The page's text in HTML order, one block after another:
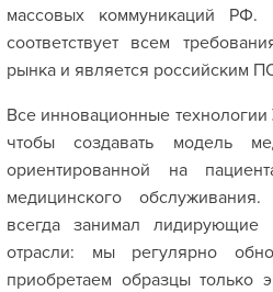
массовых коммуникаций
соответствует всем
рынка и является российским
Все инновационные
чтобы создавать модель
ориентированной на
медицинского
всегда занимал
отрасли: мы регулярно
приобретаем образцы только